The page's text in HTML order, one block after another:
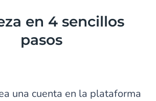
en 4 sencillos
pasos
una cuenta en la plataforma